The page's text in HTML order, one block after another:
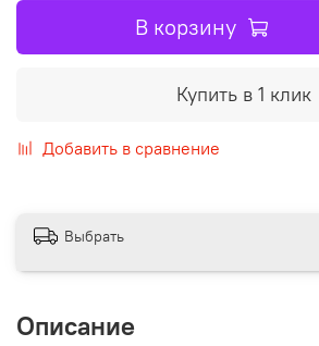
В корзину
Купить в 1 клик
Добавить в сравнение
Выбрать
Описание